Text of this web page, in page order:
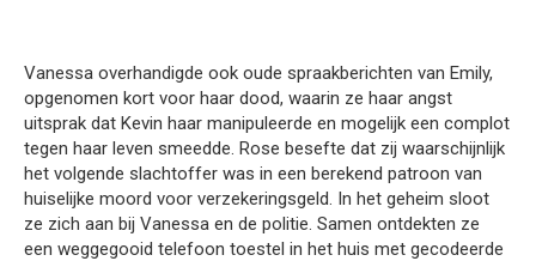
Vanessa overhandigde ook oude spraakberichten van Emily,
opgenomen kort voor haar dood, waarin ze haar angst
uitsprak dat Kevin haar manipuleerde en mogelijk een complot
tegen haar leven smeedde. Rose besefte dat zij waarschijnlijk
het volgende slachtoffer was in een berekend patroon van
huiselijke moord voor verzekeringsgeld. In het geheim sloot
ze zich aan bij Vanessa en de politie. Samen ontdekten ze
een weggegooid telefoon toestel in het huis met gecodeerde